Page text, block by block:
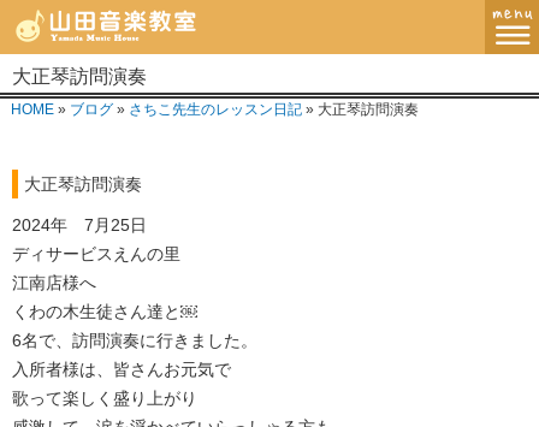
MENU
講師紹介・指導方針
レッスンコース
教室案内
ブログ
お問い合わせ
大正琴訪問演奏
HOME» ブログ» さちこ先生のレッスン日記» 大正琴訪問演奏
大正琴訪問演奏
2024年 7月25日
ディサービスえんの里
江南店様へ
くわの木生徒さん達と￼
6名で、訪問演奏に行きました。
入所者様は、皆さんお元気で
歌って楽しく盛り上がり